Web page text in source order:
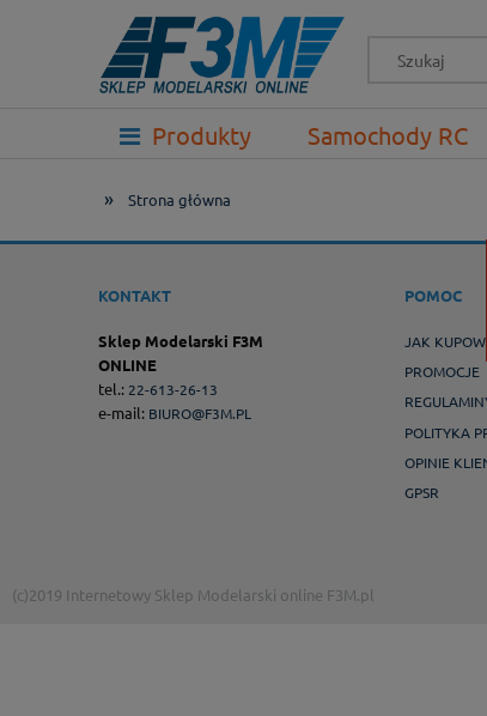
Produkty Samochody RC
Prezenty
» Strona główna
KONTAKT
Sklep Modelarski F3M
ONLINE
tel.: 22-613-26-13
e-mail: BIURO@F3M.PL
POMOC
JAK
PROMOCJE
POLITYKA
OPINIE
GPSR
(c)2019 Internetowy Sklep Modelarski online F3M.pl